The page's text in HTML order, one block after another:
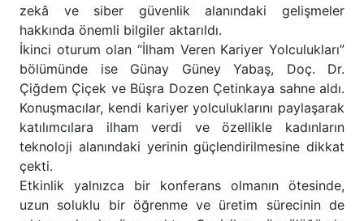
zekâ ve siber güvenlik alanındaki gelişmeler
hakkında önemli bilgiler aktarıldı.
İkinci oturum olan “İlham Veren Kariyer Yolculukları”
bölümünde ise Günay Güney Yabaş, Doç. Dr.
Çiğdem Çiçek ve Büşra Dozen Çetinkaya sahne aldı.
Konuşmacılar, kendi kariyer yolculuklarını paylaşarak
katılımcılara ilham verdi ve özellikle kadınların
teknoloji alanındaki yerinin güçlendirilmesine dikkat
çekti.
Etkinlik yalnızca bir konferans olmanın ötesinde,
uzun soluklu bir öğrenme ve üretim sürecinin de